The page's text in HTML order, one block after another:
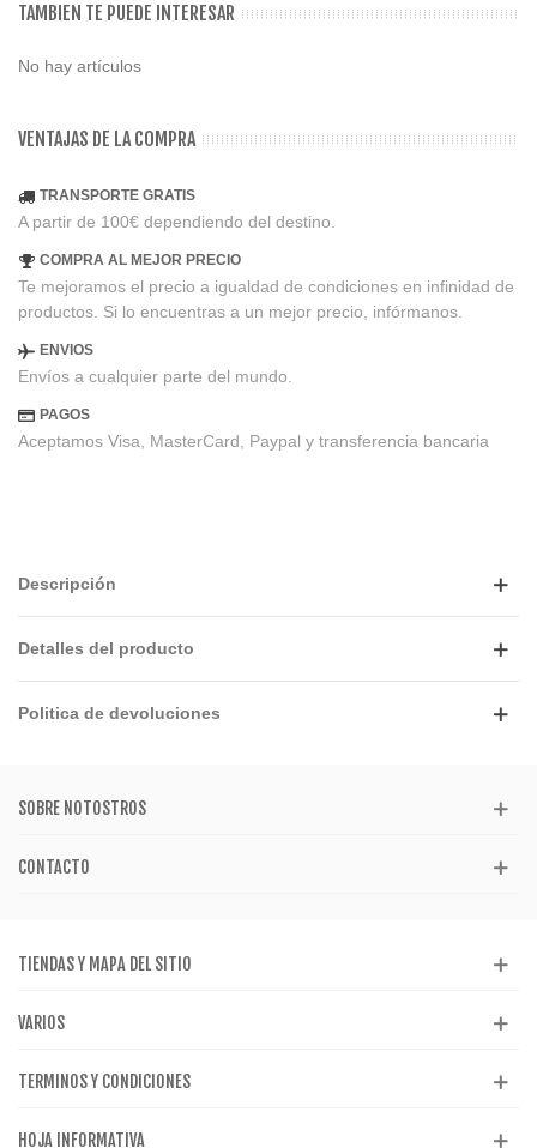
TAMBIEN TE PUEDE INTERESAR
No hay artículos
VENTAJAS DE LA COMPRA
TRANSPORTE GRATIS
A partir de 100€ dependiendo del destino.
COMPRA AL MEJOR PRECIO
Te mejoramos el precio a igualdad de condiciones en infinidad de
productos. Si lo encuentras a un mejor precio, infórmanos.
ENVIOS
Envíos a cualquier parte del mundo.
PAGOS
Aceptamos Visa, MasterCard, Paypal y transferencia bancaria
Descripción
Detalles del producto
Politica de devoluciones
SOBRE NOTOSTROS
CONTACTO
TIENDAS Y MAPA DEL SITIO
VARIOS
TERMINOS Y CONDICIONES
HOJA INFORMATIVA